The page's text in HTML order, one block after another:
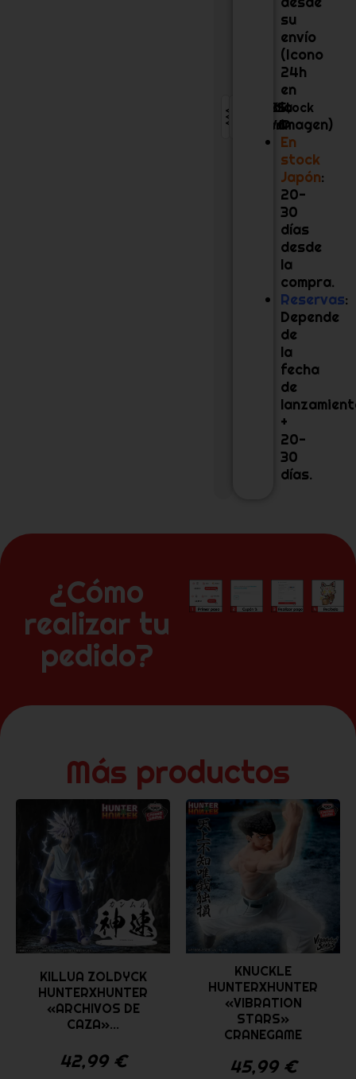
ABS,
PVC
16
cm
Stock
JP
su
envío
(Icono
24h
en
la
imagen)
En
stock
Japón:
20-
30
días
desde
la
compra.
Reservas:
Depende
de
la
fecha
de
+
20-
30
días.
¿Cómo
realizar tu
pedido?
Más productos
KILLUA ZOLDYCK
HUNTERXHUNTER
«ARCHIVOS DE
CAZA»...
42,99 €
KNUCKLE
HUNTERXHUNTER
«VIBRATION
STARS»
CRANEGAME
45,99 €